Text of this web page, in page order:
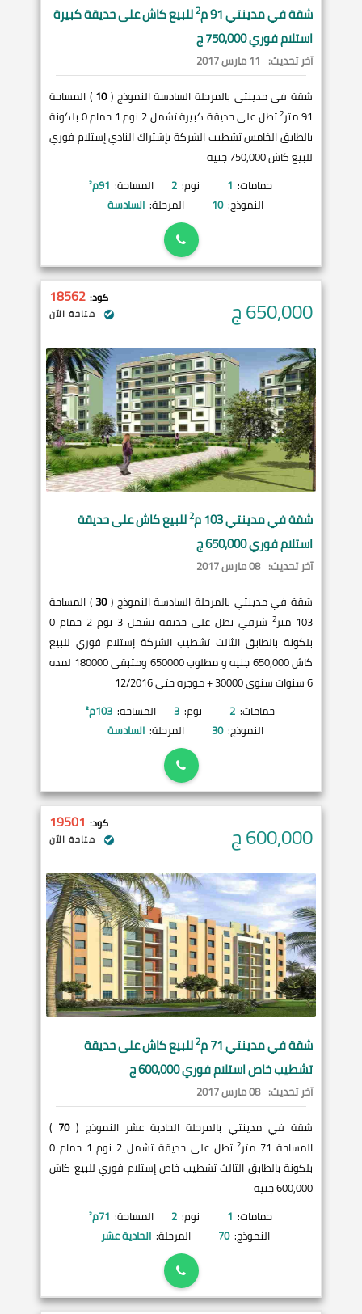
شقة فيمدينتي 2للبيع كاش على حديقة كبيرة
استلام فوري 750,000 ج
آخر تحديث: 11 مارس 2017
شقة في مدينتي بالمرحلة السادسة النموذج (10 ) المساحة
91 متر
2
تطل على حديقة كبيرة تشمل 2 نوم 1 حمام 0 بلكونة
بالطابق الخامس تشطيب الشركة بإشتراك النادي إستلام فوري
للبيع كاش 750,000 جنيه
حمامات: 1 نوم: 2 المساحة: 91م²
النموذج: 10 المرحلة: السادسة
650,000ج كود: 18562
متاحة الآن
شقة فيمدينتي 2للبيع كاش على حديقة
استلام فوري 650,000 ج
آخر تحديث: 08 مارس 2017
شقة في مدينتي بالمرحلة السادسة النموذج (30) المساحة
103 متر
2
شرقي تطل على حديقة تشمل 3 نوم 2 حمام 0
بلكونة بالطابق الثالث تشطيب الشركة إستلام فوري للبيع
كاش 650,000 جنيه و مطلوب 650000 ومتبقى 180000 لمده
6 سنوات سنوى 30000 + موجره حتى 12/2016
حمامات: 2 نوم: 3 المساحة: 103م²
النموذج: 30 المرحلة: السادسة
600,000ج كود: 19501
متاحة الآن
شقة فيمدينتي 2للبيع كاش على حديقة
تشطيب خاص استلام فوري 600,000 ج
آخر تحديث: 08 مارس 2017
شقة في مدينتي بالمرحلة الحادية عشر النموذج (70
)
المساحة 71 متر
2
تطل على حديقة تشمل 2 نوم 1 حمام 0
بلكونة بالطابق الثالث تشطيب خاص إستلام فوري للبيع كاش
600,000 جنيه
حمامات: 1 نوم: 2 المساحة: 71م²
النموذج: 70 المرحلة: الحادية عشر